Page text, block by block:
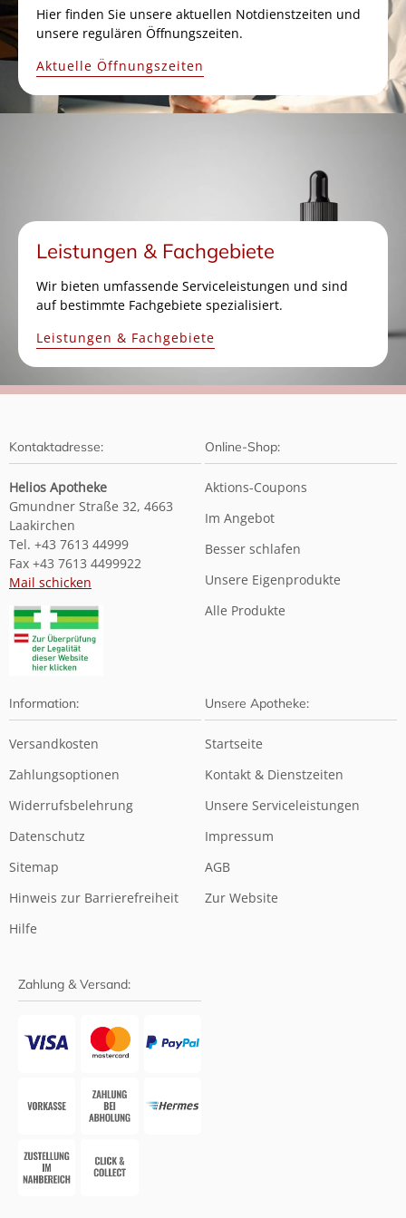
Hier finden Sie unsere aktuellen Notdienstzeiten und
unsere regulären Öffnungszeiten.
Aktuelle Öffnungszeiten
Leistungen & Fachgebiete
Wir bieten umfassende Serviceleistungen und sind
auf bestimmte Fachgebiete spezialisiert.
Leistungen & Fachgebiete
Kontaktadresse:
Helios Apotheke
Gmundner Straße 32, 4663
Laakirchen
Tel. +43 7613 44999
Fax +43 7613 4499922
Mail schicken
Online-Shop:
Aktions-Coupons
Im Angebot
Besser schlafen
Unsere Eigenprodukte
Alle Produkte
Information:
Versandkosten
Zahlungsoptionen
Widerrufsbelehrung
Datenschutz
Sitemap
Hinweis zur Barrierefreiheit
Hilfe
Unsere Apotheke:
Startseite
Kontakt & Dienstzeiten
Unsere Serviceleistungen
Impressum
AGB
Zur Website
Zahlung & Versand: